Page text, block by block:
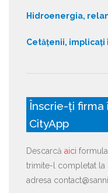
Hidroenergia,
Cetățenii,
Înscrie-ți firma
CityApp
Descarcă aici
trimite-l completat la
adresa